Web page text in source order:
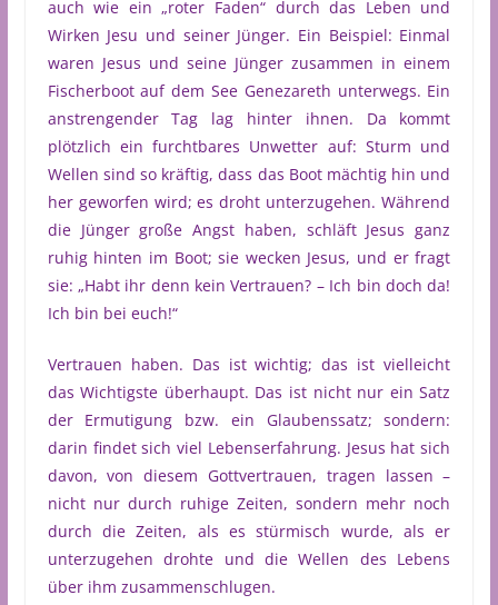
auch wie ein „roter Faden“ durch das Leben und
Wirken Jesu und seiner Jünger. Ein Beispiel: Einmal
waren Jesus und seine Jünger zusammen in einem
Fischerboot auf dem See Genezareth unterwegs. Ein
anstrengender Tag lag hinter ihnen. Da kommt
plötzlich ein furchtbares Unwetter auf: Sturm und
Wellen sind so kräftig, dass das Boot mächtig hin und
her geworfen wird; es droht unterzugehen. Während
die Jünger große Angst haben, schläft Jesus ganz
ruhig hinten im Boot; sie wecken Jesus, und er fragt
sie: „Habt ihr denn kein Vertrauen? – Ich bin doch da!
Ich bin bei euch!“
Vertrauen haben. Das ist wichtig; das ist vielleicht
das Wichtigste überhaupt. Das ist nicht nur ein Satz
der Ermutigung bzw. ein Glaubenssatz; sondern:
darin findet sich viel Lebenserfahrung. Jesus hat sich
davon, von diesem Gottvertrauen, tragen lassen –
nicht nur durch ruhige Zeiten, sondern mehr noch
durch die Zeiten, als es stürmisch wurde, als er
unterzugehen drohte und die Wellen des Lebens
über ihm zusammenschlugen.